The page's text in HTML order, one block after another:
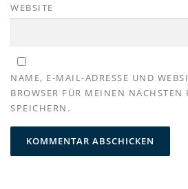
WEBSITE
NAME, E-MAIL-ADRESSE UND
BROWSER FÜR MEINEN NÄCHSTEN
SPEICHERN.